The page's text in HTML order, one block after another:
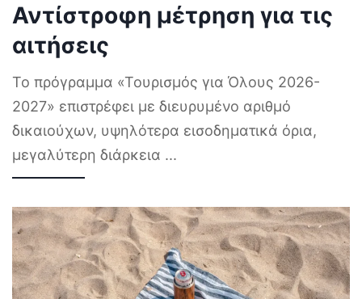
Αντίστροφη μέτρηση για τις
αιτήσεις
Το πρόγραμμα «Τουρισμός για Όλους 2026-
2027» επιστρέφει με διευρυμένο αριθμό
δικαιούχων, υψηλότερα εισοδηματικά όρια,
μεγαλύτερη διάρκεια ...